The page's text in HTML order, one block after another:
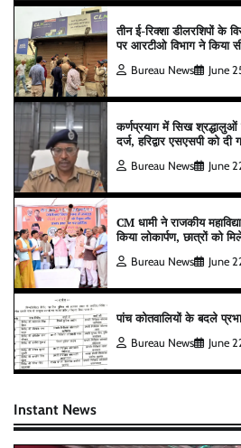
तीन ई-रिक्शा डीलरशिपों के
पर आरटीओ विभाग ने किया
Bureau News June
कर्णप्रयाग में सिख
दर्ज, हरिद्वार एसएसपी को दी
Bureau News June
CM धामी ने राजकीय
किया लोकार्पण, छात्रों को
Bureau News June
पांच कोतवालियों के बदले
Bureau News June
Instant News